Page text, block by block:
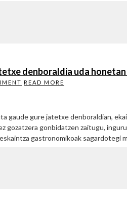
denboraldia uda
READ MORE
gaude gure jatetxe denboraldian,
gozatzera gonbidatzen zaitugu,
gastronomikoak sagardotegi